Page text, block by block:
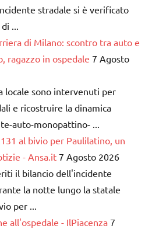
stradale si è verificato
...
di Milano: scontro tra auto e
ragazzo in ospedale 7 Agosto
locale sono intervenuti per
e ricostruire la dinamica
auto-monopattino- ...
al bivio per Paulilatino, un
- Ansa.it 7 Agosto 2026
il bilancio dell'incidente
la notte lungo la statale
per ...
all'ospedale - IlPiacenza 7